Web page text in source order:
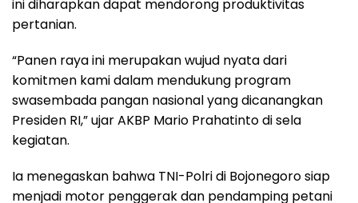
ini diharapkan dapat mendorong produktivitas
pertanian.
“Panen raya ini merupakan wujud nyata dari
komitmen kami dalam mendukung program
swasembada pangan nasional yang dicanangkan
Presiden RI,” ujar AKBP Mario Prahatinto di sela
kegiatan.
Ia menegaskan bahwa TNI-Polri di Bojonegoro siap
menjadi motor penggerak dan pendamping petani